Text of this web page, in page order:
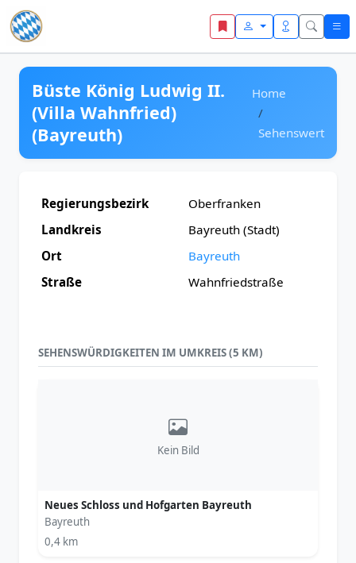
Zum Inhalt springen
Büste König Ludwig II.
(Villa Wahnfried)
(Bayreuth)
Home
Sehenswert
Regierungsbezirk
Oberfranken
Landkreis
Bayreuth (Stadt)
Ort
Bayreuth
Straße
Wahnfriedstraße
SEHENSWÜRDIGKEITEN IM UMKREIS (5 KM)
Kein Bild
Neues Schloss und Hofgarten Bayreuth
Bayreuth
0,4 km